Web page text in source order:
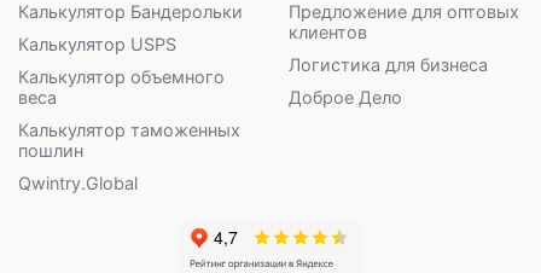
Калькулятор Бандерольки
Калькулятор USPS
Калькулятор объемного
веса
Калькулятор таможенных
пошлин
Qwintry.Global
Предложение для оптовых
клиентов
Логистика для бизнеса
Доброе Дело